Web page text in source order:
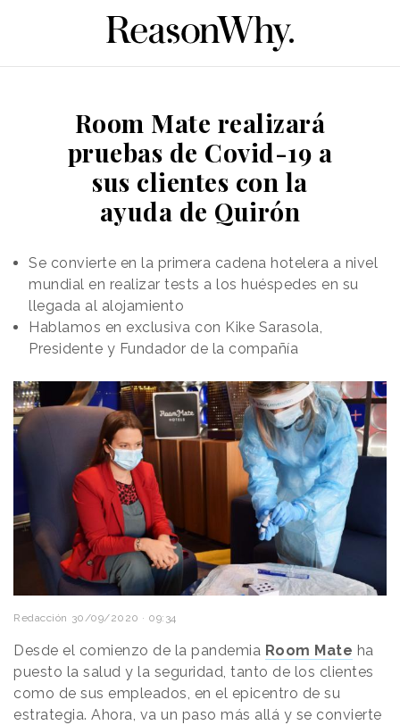
Room Mate realizará
pruebas de Covid-19 a
sus clientes con la
ayuda de Quirón
Se convierte en la primera cadena hotelera a nivel
mundial en realizar tests a los huéspedes en su
llegada al alojamiento
Hablamos en exclusiva con Kike Sarasola,
Presidente y Fundador de la compañía
Redacción 30/09/2020 · 09:34
Desde el comienzo de la pandemia Room Mate ha
puesto la salud y la seguridad, tanto de los clientes
como de sus empleados, en el epicentro de su
estrategia. Ahora, va un paso más allá y se convierte